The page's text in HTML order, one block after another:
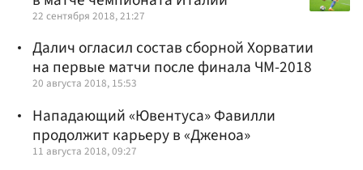
22 сентября 2018, 21:27
Далич огласил состав сборной Хорватии
на первые матчи после финала ЧМ-2018
20 августа 2018, 15:53
Нападающий «Ювентуса» Фавилли
продолжит карьеру в «Дженоа»
11 августа 2018, 09:27